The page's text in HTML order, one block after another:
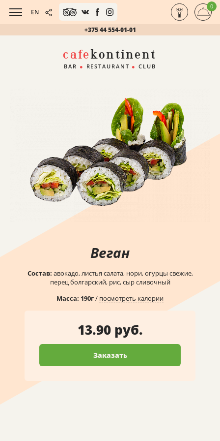
EN
+375 44 554-01-01
0
cafekontinent
BAR ● RESTAURANT ● CLUB
Веган
Состав: авокадо, листья салата, нори, огурцы свежие,
перец болгарский, рис, сыр сливочный
Масса: 190г/ посмотреть калории
13.90 руб.
Заказать